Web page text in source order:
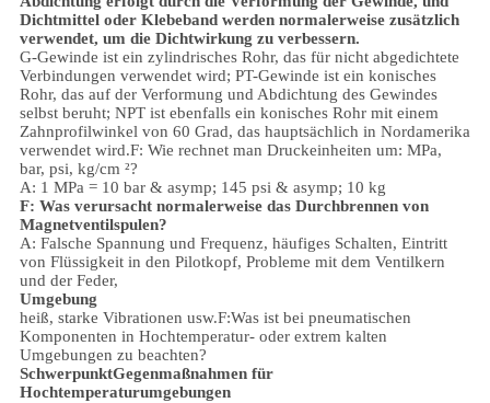
Dichtmittel oder Klebeband werden normalerweise zusätzlich
verwendet, um die Dichtwirkung zu verbessern.
G-Gewinde ist ein zylindrisches Rohr, das für nicht abgedichtete
Verbindungen verwendet wird; PT-Gewinde ist ein konisches
Rohr, das auf der Verformung und Abdichtung des Gewindes
selbst beruht; NPT ist ebenfalls ein konisches Rohr mit einem
Zahnprofilwinkel von 60 Grad, das hauptsächlich in Nordamerika
verwendet wird.F: Wie rechnet man Druckeinheiten um: MPa,
bar, psi, kg/cm ²?
A: 1 MPa = 10 bar & asymp; 145 psi & asymp; 10 kg
F: Was verursacht normalerweise das Durchbrennen von
Magnetventilspulen?
A: Falsche Spannung und Frequenz, häufiges Schalten, Eintritt
von Flüssigkeit in den Pilotkopf, Probleme mit dem Ventilkern
und der Feder,
Umgebung
heiß, starke Vibrationen usw.F:Was ist bei pneumatischen
Komponenten in Hochtemperatur- oder extrem kalten
Umgebungen zu beachten?
SchwerpunktGegenmaßnahmen für
Hochtemperaturumgebungen